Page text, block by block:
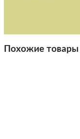
Похожие товары